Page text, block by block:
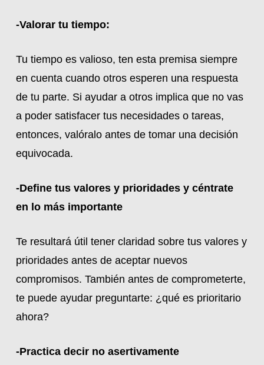
-Valorar tu tiempo:
Tu tiempo es valioso, ten esta premisa siempre
en cuenta cuando otros esperen una respuesta
de tu parte. Si ayudar a otros implica que no vas
a poder satisfacer tus necesidades o tareas,
entonces, valóralo antes de tomar una decisión
equivocada.
-Define tus valores y prioridades y céntrate
en lo más importante
Te resultará útil tener claridad sobre tus valores y
prioridades antes de aceptar nuevos
compromisos. También antes de comprometerte,
te puede ayudar preguntarte: ¿qué es prioritario
ahora?
-Practica decir no asertivamente